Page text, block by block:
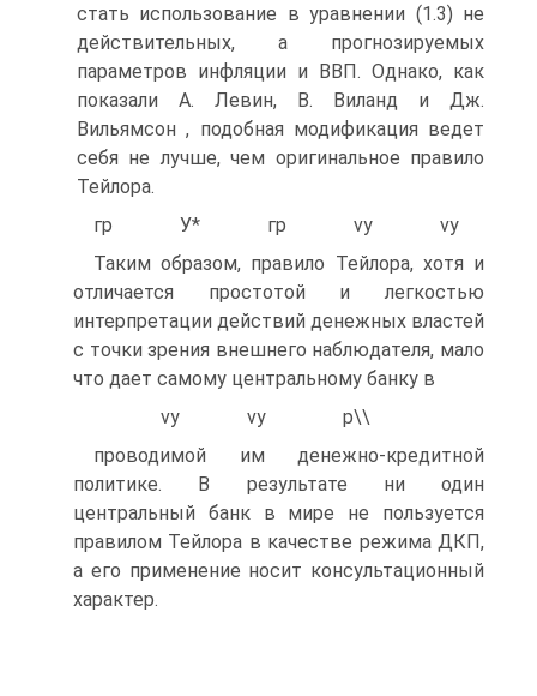
стать использование в уравнении (1.3) не
действительных, а прогнозируемых
параметров инфляции и ВВП. Однако, как
показали А. Левин, В. Виланд и Дж.
Вильямсон , подобная модификация ведет
себя не лучше, чем оригинальное правило
Тейлора.
гр У* гр vy vy
Таким образом, правило Тейлора, хотя и
отличается простотой и легкостью
интерпретации действий денежных властей
с точки зрения внешнего наблюдателя, мало
что дает самому центральному банку в
vy vy p\\
проводимой им денежно-кредитной
политике. В результате ни один
центральный банк в мире не пользуется
правилом Тейлора в качестве режима ДКП,
а его применение носит консультационный
характер.